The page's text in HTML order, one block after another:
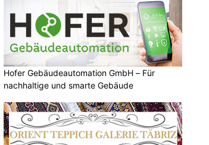
Hofer Gebäudeautomation GmbH – Für
nachhaltige und smarte Gebäude